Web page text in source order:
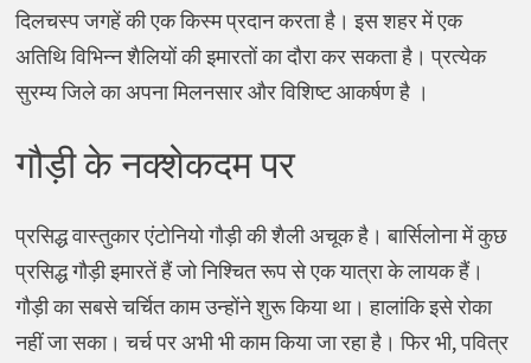
दिलचस्प जगहें की एक किस्म प्रदान करता है। इस शहर में एक
अतिथि विभिन्न शैलियों की इमारतों का दौरा कर सकता है। प्रत्येक
सुरम्य जिले का अपना मिलनसार और विशिष्ट आकर्षण है ।
गौड़ी के नक्शेकदम पर
प्रसिद्ध वास्तुकार एंटोनियो गौड़ी की शैली अचूक है। बार्सिलोना में कुछ
प्रसिद्ध गौड़ी इमारतें हैं जो निश्चित रूप से एक यात्रा के लायक हैं।
गौड़ी का सबसे चर्चित काम उन्होंने शुरू किया था। हालांकि इसे रोका
नहीं जा सका। चर्च पर अभी भी काम किया जा रहा है। फिर भी, पवित्र